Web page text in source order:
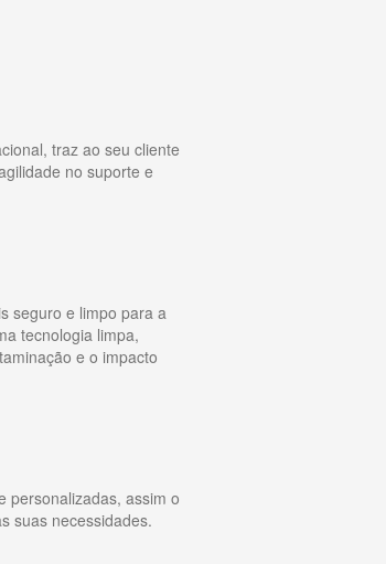
traz ao seu cliente
no suporte e
seguro e limpo para a
tecnologia limpa,
e o impacto
personalizadas, assim o
suas necessidades.